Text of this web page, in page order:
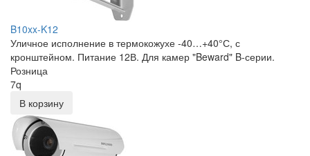
B10xx-K12
Уличное исполнение в термокожухе -40…+40°С, с
кронштейном. Питание 12В. Для камер "Beward" B-серии.
Розница
7q
В корзину